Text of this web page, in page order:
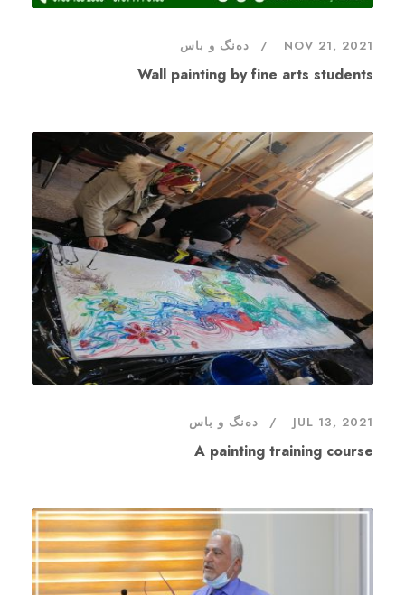
NOV 21, 2021 دەنگ و باس
Wall painting by fine arts students
JUL 13, 2021 دەنگ و باس
A painting training course